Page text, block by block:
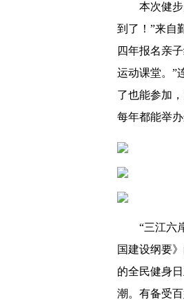
本次健
到了！”来自
四年报名亲
运动课堂。”
了也能参加
每年都能举
“三江六
国建设纲要
的全民健身
潮。有备受